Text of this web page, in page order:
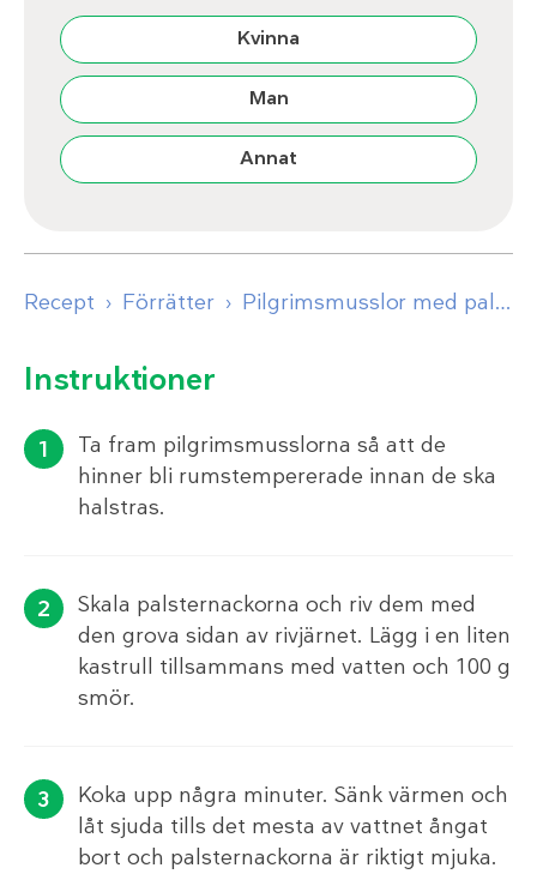
Kvinna
Man
Annat
Recept Förrätter Pilgrimsmusslor med palsternacksmos och brynt smör
Instruktioner
Ta fram pilgrimsmusslorna så att de
hinner bli rumstempererade innan de ska
halstras.
Skala palsternackorna och riv dem med
den grova sidan av rivjärnet. Lägg i en liten
kastrull tillsammans med vatten och 100 g
smör.
Koka upp några minuter. Sänk värmen och
låt sjuda tills det mesta av vattnet ångat
bort och palsternackorna är riktigt mjuka.